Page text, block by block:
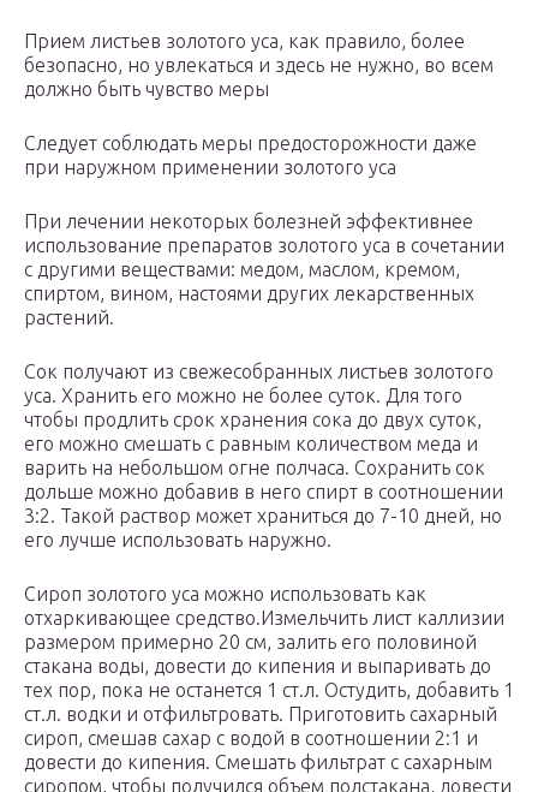
Прием листьев золотого уса, как правило, более
безопасно, но увлекаться и здесь не нужно, во всем
должно быть чувство меры
Следует соблюдать меры предосторожности даже
при наружном применении золотого уса
При лечении некоторых болезней эффективнее
использование препаратов золотого уса в сочетании
с другими веществами: медом, маслом, кремом,
спиртом, вином, настоями других лекарственных
растений.
Сок получают из свежесобранных листьев золотого
уса. Хранить его можно не более суток. Для того
чтобы продлить срок хранения сока до двух суток,
его можно смешать с равным количеством меда и
варить на небольшом огне полчаса. Сохранить сок
дольше можно добавив в него спирт в соотношении
3:2. Такой раствор может храниться до 7-10 дней, но
его лучше использовать наружно.
Сироп золотого уса можно использовать как
отхаркивающее средство.Измельчить лист каллизии
размером примерно 20 см, залить его половиной
стакана воды, довести до кипения и выпаривать до
тех пор, пока не останется 1 ст.л. Остудить, добавить 1
ст.л. водки и отфильтровать. Приготовить сахарный
сироп, смешав сахар с водой в соотношении 2:1 и
довести до кипения. Смешать фильтрат с сахарным
сиропом, чтобы получился объем полстакана, довести